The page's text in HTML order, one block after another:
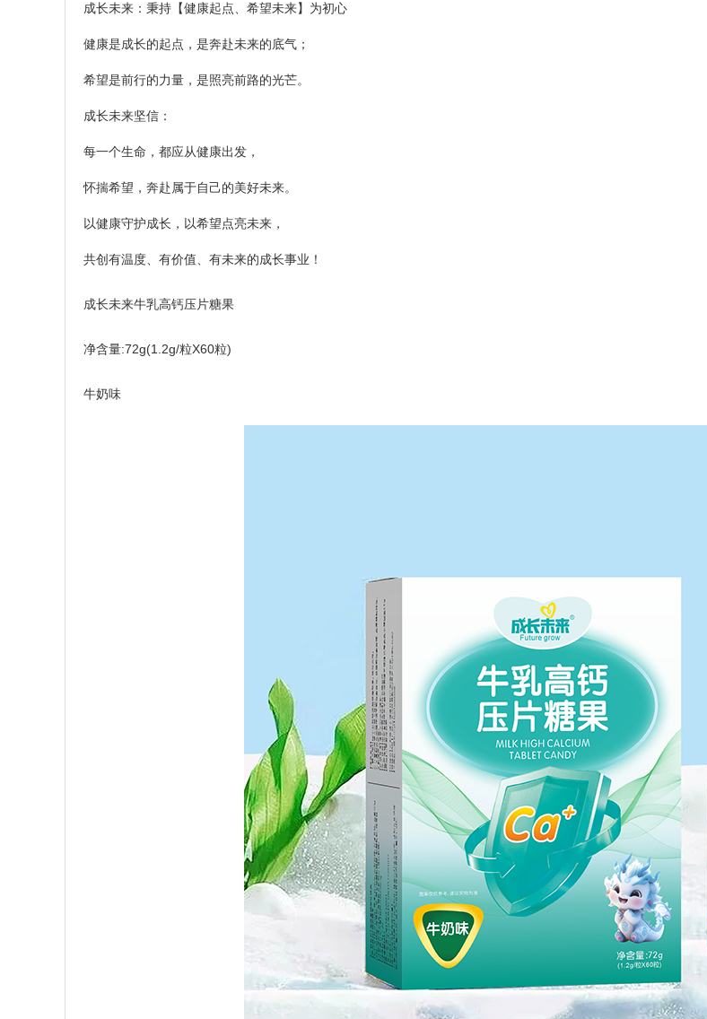
成长未来：秉持【健康起点、希望未来】为初心
健康是成长的起点，是奔赴未来的底气；
希望是前行的力量，是照亮前路的光芒。
成长未来坚信：
每一个生命，都应从健康出发，
怀揣希望，奔赴属于自己的美好未来。
以健康守护成长，以希望点亮未来，
共创有温度、有价值、有未来的成长事业！
成长未来牛乳高钙压片糖果
净含量:72g(1.2g/粒X60粒)
牛奶味